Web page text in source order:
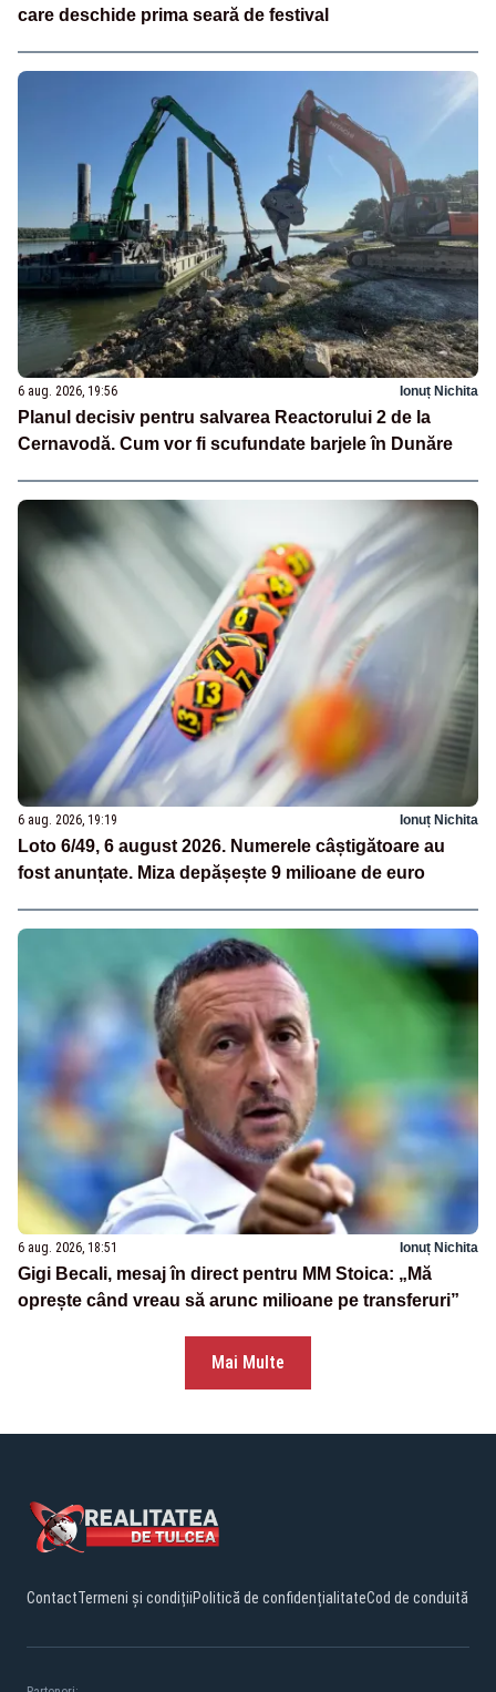
care deschide prima seară de festival
6 aug. 2026, 19:56 Ionuț Nichita
Planul decisiv pentru salvarea Reactorului 2 de la
Cernavodă. Cum vor fi scufundate barjele în Dunăre
6 aug. 2026, 19:19 Ionuț Nichita
Loto 6/49, 6 august 2026. Numerele câștigătoare au
fost anunțate. Miza depășește 9 milioane de euro
6 aug. 2026, 18:51 Ionuț Nichita
Gigi Becali, mesaj în direct pentru MM Stoica: „Mă
oprește când vreau să arunc milioane pe transferuri”
Mai Multe
ContactTermeni și condițiiPolitică de confidențialitateCod de conduită